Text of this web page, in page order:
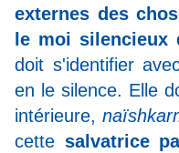
externes des
le moi silencieux
doit s'identifier
en le silence. Elle
intérieure,
cette salvatrice